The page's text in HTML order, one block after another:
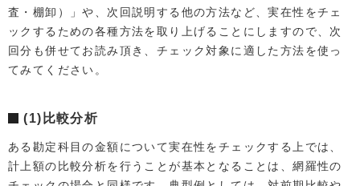
査・棚卸）」や、次回説明する他の方法など、実在性をチェ
ックするための各種方法を取り上げることにしますので、次
回分も併せてお読み頂き、チェック対象に適した方法を使っ
てみてください。
(1)比較分析
ある勘定科目の金額について実在性をチェックする上では、
計上額の比較分析を行うことが基本となることは、網羅性の